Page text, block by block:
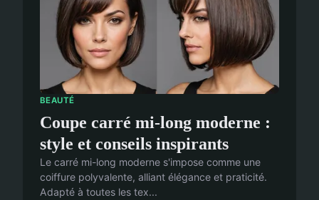
BEAUTÉ
Coupe carré mi-long moderne :
style et conseils inspirants
Le carré mi-long moderne s'impose comme une
coiffure polyvalente, alliant élégance et praticité.
Adapté à toutes les tex...